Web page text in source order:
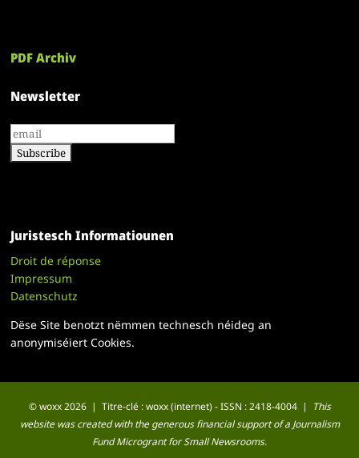
PDF Archiv
Newsletter
Juristesch Informatiounen
Droit de réponse
Impressum
Datenschutz
Dëse Site benotzt nëmmen technesch néideg an
anonymiséiert Cookies.
© woxx 2026 | Titre-clé : woxx (internet) - ISSN : 2418-4004 |
This
website was created with the generous financial support of a Journalism
Fund Microgrant for Small Newsrooms.